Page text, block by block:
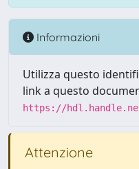
Informazioni
Utilizza questo
link a questo
https://
Attenzione